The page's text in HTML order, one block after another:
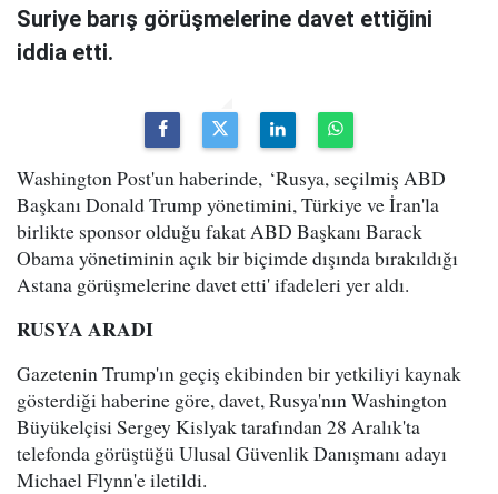
Suriye barış görüşmelerine davet ettiğini
iddia etti.
Washington Post'un haberinde, ‘Rusya, seçilmiş ABD
Başkanı Donald Trump yönetimini, Türkiye ve İran'la
birlikte sponsor olduğu fakat ABD Başkanı Barack
Obama yönetiminin açık bir biçimde dışında bırakıldığı
Astana görüşmelerine davet etti' ifadeleri yer aldı.
RUSYA ARADI
Gazetenin Trump'ın geçiş ekibinden bir yetkiliyi kaynak
gösterdiği haberine göre, davet, Rusya'nın Washington
Büyükelçisi Sergey Kislyak tarafından 28 Aralık'ta
telefonda görüştüğü Ulusal Güvenlik Danışmanı adayı
Michael Flynn'e iletildi.